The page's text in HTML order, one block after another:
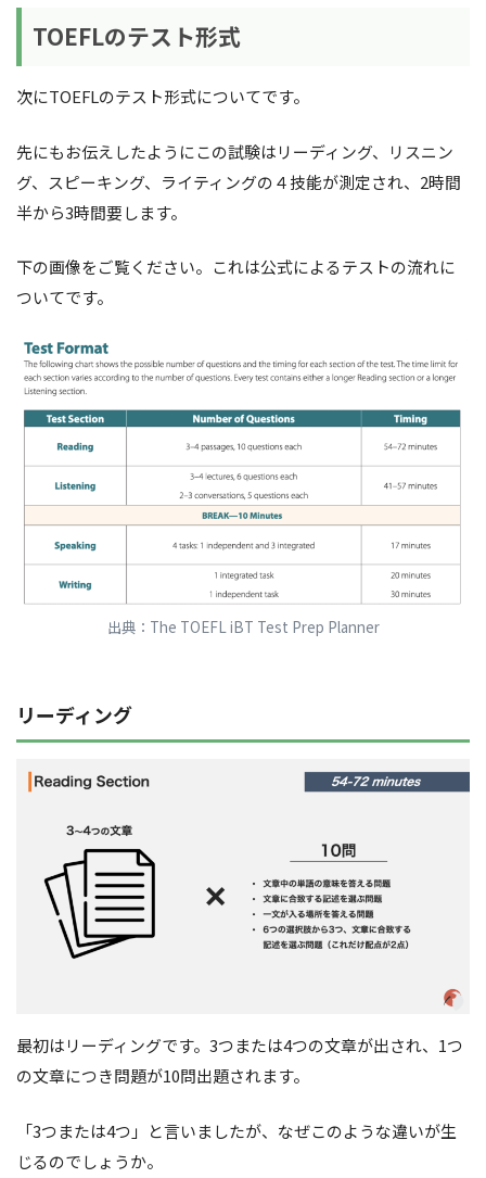
TOEFLのテスト形式
次にTOEFLのテスト形式についてです。
先にもお伝えしたようにこの試験はリーディング、リスニン
グ、スピーキング、ライティングの４技能が測定され、2時間
半から3時間要します。
下の画像をご覧ください。これは公式によるテストの流れに
ついてです。
出典：The TOEFL iBT Test Prep Planner
リーディング
最初はリーディングです。3つまたは4つの文章が出され、1つ
の文章につき問題が10問出題されます。
「3つまたは4つ」と言いましたが、なぜこのような違いが生
じるのでしょうか。